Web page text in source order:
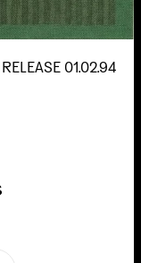
RELEASE 01.02.94